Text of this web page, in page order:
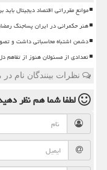
موانع مقرراتی اقتصاد دیجیتال
هنر حکمرانی در ایران پساجنگ
دشمن اشتباه محاسباتی داشت و
تعدادی از مسئولان هنوز از تفاهم
نظرات بینندگان نام
لطفا شما همنظر